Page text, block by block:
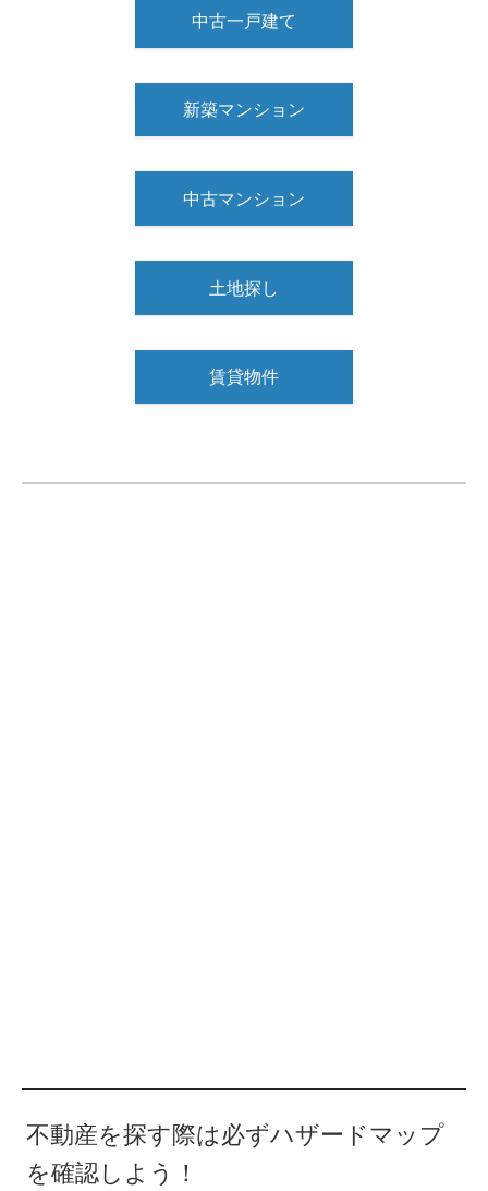
中古一戸建て
新築マンション
中古マンション
土地探し
賃貸物件
不動産を探す際は必ずハザードマップ
を確認しよう！